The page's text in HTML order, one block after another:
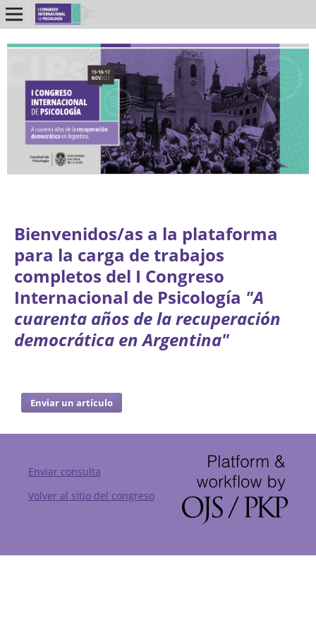
Bienvenidos/as a la plataforma
para la carga de trabajos
completos del I Congreso
Internacional de Psicología "A
cuarenta años de la recuperación
democrática en Argentina"
Enviar un artículo
Enviar consulta
Volver al sitio del congreso